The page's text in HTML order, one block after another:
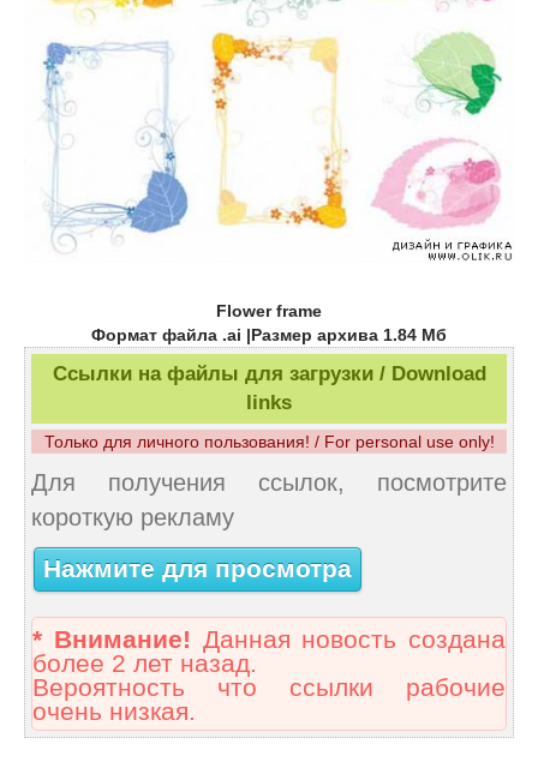
Flower frame
Формат файла .ai |Размер архива 1.84 Мб
Ссылки на файлы для загрузки / Download
links
Только для личного пользования! / For personal use only!
Для получения ссылок, посмотрите
короткую рекламу
Нажмите для просмотра
* Внимание! Данная новость создана
более 2 лет назад.
Вероятность что ссылки рабочие
очень низкая.